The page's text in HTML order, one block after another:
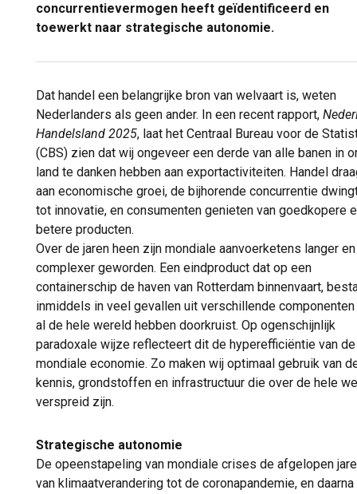
concurrentievermogen heeft geïdentificeerd en
toewerkt naar strategische autonomie.
Dat handel een belangrijke bron van welvaart is, weten
Nederlanders als geen ander. In een recent rapport,
Handelsland 2025, laat het Centraal Bureau voor de
(CBS) zien dat wij ongeveer een derde van alle banen in
land te danken hebben aan exportactiviteiten. Handel
aan economische groei, de bijhorende concurrentie
tot innovatie, en consumenten genieten van goedkopere
betere producten.
Over de jaren heen zijn mondiale aanvoerketens langer en
complexer geworden. Een eindproduct dat op een
containerschip de haven van Rotterdam binnenvaart,
inmiddels in veel gevallen uit verschillende
al de hele wereld hebben doorkruist. Op ogenschijnlijk
paradoxale wijze reflecteert dit de hyperefficiëntie van de
mondiale economie. Zo maken wij optimaal gebruik van
kennis, grondstoffen en infrastructuur die over de hele
verspreid zijn.
Strategische autonomie
De opeenstapeling van mondiale crises de afgelopen
van klimaatverandering tot de coronapandemie, en daarna